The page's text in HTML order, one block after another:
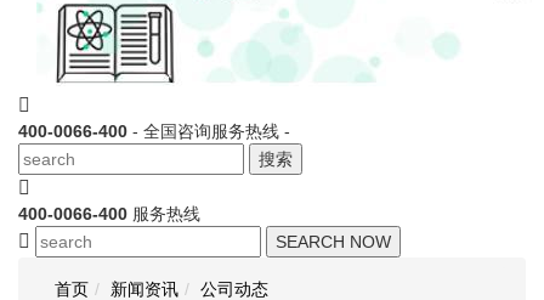
400-0066-400 - 全国咨询服务热线 -
搜索
400-0066-400 服务热线
SEARCH NOW
首页 新闻资讯 公司动态